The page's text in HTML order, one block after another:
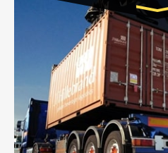
Еврофура Тент
от 10 000 руб.
- Доставка фурой до 20 т
объемов грузов,
паллеты и россыпью в
России с гарантией полной